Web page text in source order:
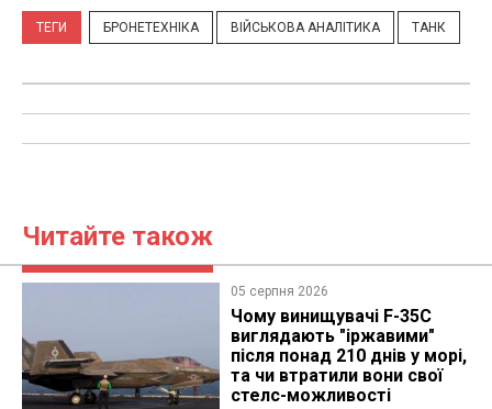
ТЕГИ БРОНЕТЕХНІКА ВІЙСЬКОВА АНАЛІТИКА ТАНК
Читайте також
05 серпня 2026
Чому винищувачі F-35C
виглядають "іржавими"
після понад 210 днів у морі,
та чи втратили вони свої
стелс-можливості